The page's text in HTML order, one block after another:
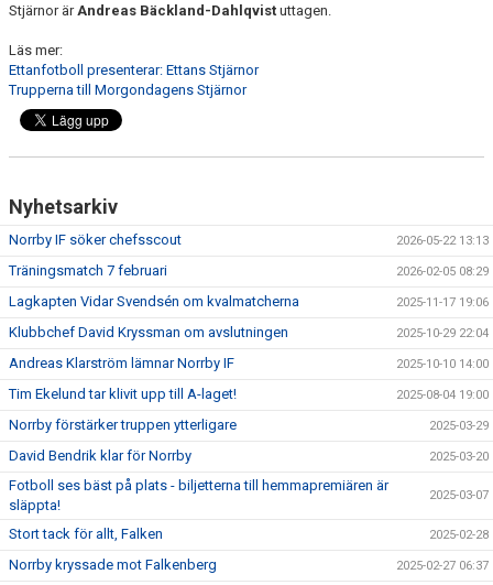
Stjärnor är Andreas Bäckland-Dahlqvist uttagen.
Läs mer:
Ettanfotboll presenterar: Ettans Stjärnor
Trupperna till Morgondagens Stjärnor
Nyhetsarkiv
Norrby IF söker chefsscout 2026-05-22 13:13
Träningsmatch 7 februari 2026-02-05 08:29
Lagkapten Vidar Svendsén om kvalmatcherna 2025-11-17 19:06
Klubbchef David Kryssman om avslutningen 2025-10-29 22:04
Andreas Klarström lämnar Norrby IF 2025-10-10 14:00
Tim Ekelund tar klivit upp till A-laget! 2025-08-04 19:00
Norrby förstärker truppen ytterligare 2025-03-29
David Bendrik klar för Norrby 2025-03-20
Fotboll ses bäst på plats - biljetterna till hemmapremiären är
släppta!
2025-03-07
Stort tack för allt, Falken 2025-02-28
Norrby kryssade mot Falkenberg 2025-02-27 06:37